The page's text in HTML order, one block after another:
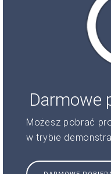
Darmowe
Możesz pobrać
w trybie